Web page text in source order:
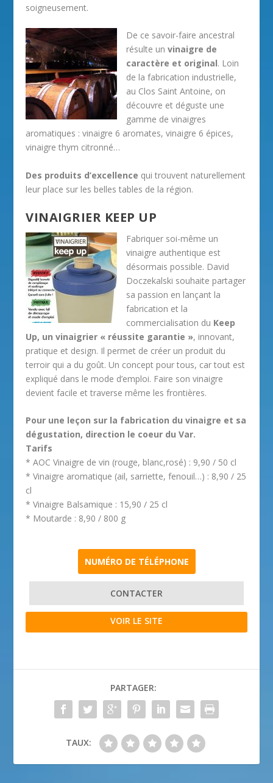
soigneusement.
De ce savoir-faire ancestral
résulte unvinaigre de
caractère et original. Loin
de la fabrication industrielle,
au Clos Saint Antoine, on
découvre et déguste une
gamme de vinaigres
aromatiques : vinaigre 6 aromates, vinaigre 6 épices,
vinaigre thym citronné…
Des produits d’excellence qui trouvent naturellement
leur place sur les belles tables de la région.
VINAIGRIER KEEP UP
Fabriquer soi-même un
vinaigre authentique est
désormais possible. David
Doczekalski souhaite partager
sa passion en lançant la
fabrication et la
commercialisation du Keep
Up, un vinaigrier « réussite garantie », innovant,
pratique et design. Il permet de créer un produit du
terroir qui a du goût. Un concept pour tous, car tout est
expliqué dans le mode d’emploi. Faire son vinaigre
devient facile et traverse même les frontières.
Pour une leçon sur la fabrication du vinaigre et sa
dégustation, direction le coeur du Var.
Tarifs
* AOC Vinaigre de vin (rouge, blanc,rosé) : 9,90 / 50 cl
* Vinaigre aromatique (ail, sarriette, fenouil…) : 8,90 / 25
cl
* Vinaigre Balsamique : 15,90 / 25 cl
* Moutarde : 8,90 / 800 g
NUMÉRO DE TÉLÉPHONE
CONTACTER
VOIR LE SITE
PARTAGER:
TAUX: